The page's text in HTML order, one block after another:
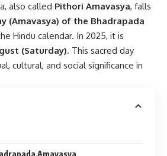
also called Pithori Amavasya, falls
(Amavasya) of the Bhadrapada
Hindu calendar. In 2025, it is
(Saturday). This sacred day
cultural, and social significance in